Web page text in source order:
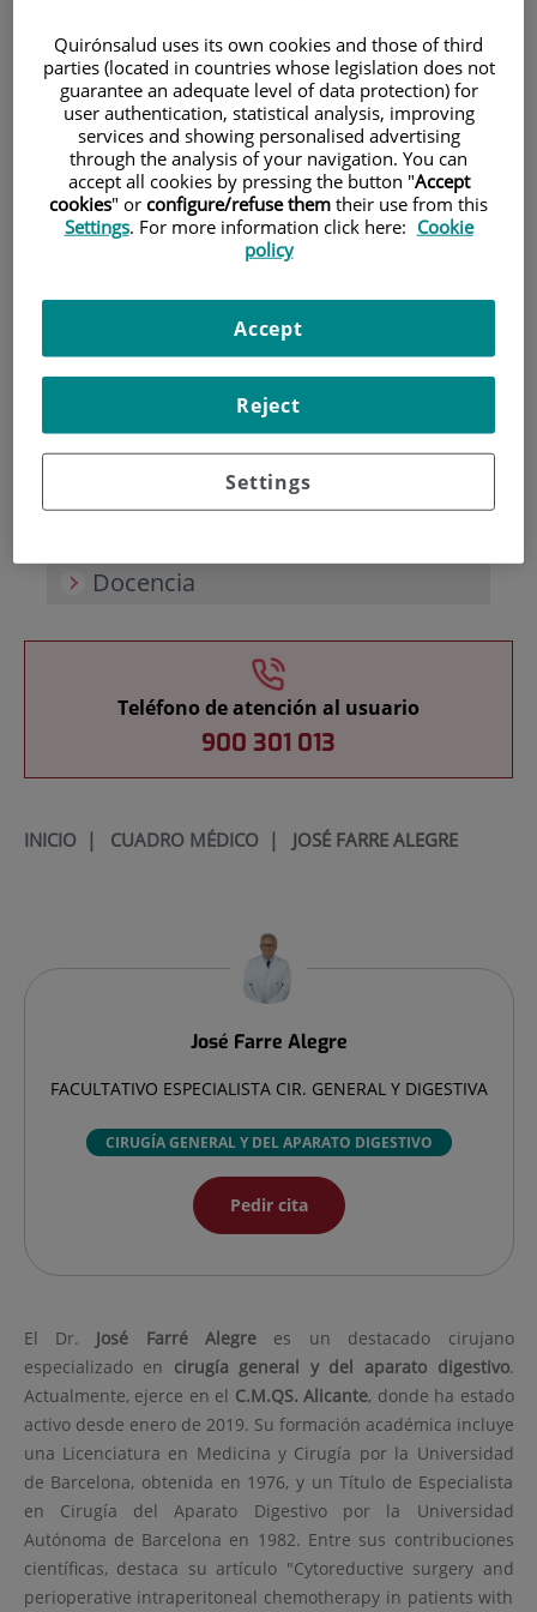
Pacientes y visitantes
Investigación
Docencia
Teléfono de atención al usuario
900 301 013
INICIO| CUADRO MÉDICO| JOSÉ FARRE ALEGRE
José Farre Alegre
FACULTATIVO ESPECIALISTA CIR. GENERAL Y DIGESTIVA
CIRUGÍA GENERAL Y DEL APARATO DIGESTIVO
Pedir cita
El Dr. José Farré Alegre es un destacado cirujano
especializado en cirugía general y del aparato digestivo.
Actualmente, ejerce en el C.M.QS. Alicante, donde ha estado
activo desde enero de 2019. Su formación académica incluye
una Licenciatura en Medicina y Cirugía por la Universidad
de Barcelona, obtenida en 1976, y un Título de Especialista
en Cirugía del Aparato Digestivo por la Universidad
Autónoma de Barcelona en 1982. Entre sus contribuciones
científicas, destaca su artículo "Cytoreductive surgery and
perioperative intraperitoneal chemotherapy in patients with
Quirónsalud uses its own cookies and those of third
parties (located in countries whose legislation does not
guarantee an adequate level of data protection) for
user authentication, statistical analysis, improving
services and showing personalised advertising
through the analysis of your navigation. You can
accept all cookies by pressing the button "Accept
cookies" or configure/refuse them their use from this
Settings. For more information click here: Cookie
policy
Settings
Reject
Accept